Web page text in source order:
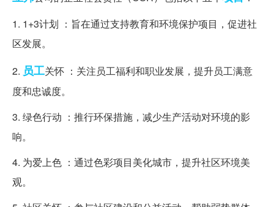
1. 1+3计划 ：旨在通过支持教育和环境保护项目，促进社
区发展。
2. 员工关怀 ：关注员工福利和职业发展，提升员工满意
度和忠诚度。
3. 绿色行动 ：推行环保措施，减少生产活动对环境的影
响。
4. 为爱上色 ：通过色彩项目美化城市，提升社区环境美
观。